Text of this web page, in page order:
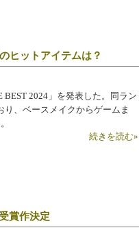
ヒットアイテムは？
2024」を発表した。同ラン
、ベースメイクからゲームま
続きを読む»
賞作決定